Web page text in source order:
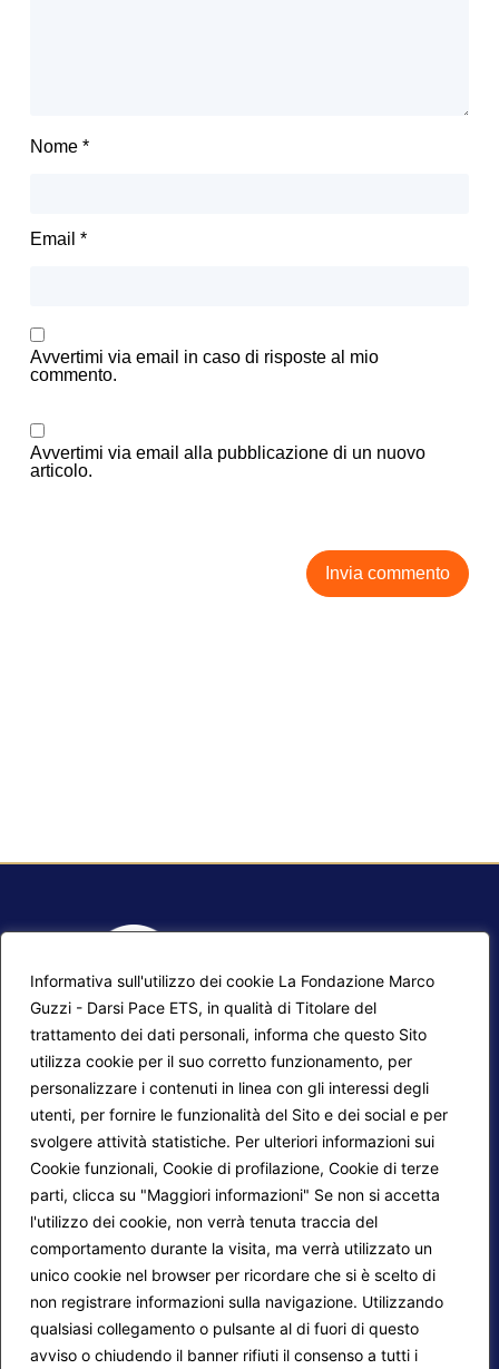
Informativa sull'utilizzo dei cookie La Fondazione Marco
Guzzi - Darsi Pace ETS, in qualità di Titolare del
trattamento dei dati personali, informa che questo Sito
utilizza cookie per il suo corretto funzionamento, per
personalizzare i contenuti in linea con gli interessi degli
utenti, per fornire le funzionalità del Sito e dei social e per
svolgere attività statistiche. Per ulteriori informazioni sui
Cookie funzionali, Cookie di profilazione, Cookie di terze
parti, clicca su "Maggiori informazioni" Se non si accetta
l'utilizzo dei cookie, non verrà tenuta traccia del
comportamento durante la visita, ma verrà utilizzato un
unico cookie nel browser per ricordare che si è scelto di
non registrare informazioni sulla navigazione. Utilizzando
qualsiasi collegamento o pulsante al di fuori di questo
avviso o chiudendo il banner rifiuti il consenso a tutti i
Nome *
Email *
Avvertimi via email in caso di risposte al mio
commento.
Avvertimi via email alla pubblicazione di un nuovo
articolo.
Mappa del sito
Progetti Darsi Pace
Login redattori
Calendario corsi
Privacy Policy
Cookie Policy
Seguici su: